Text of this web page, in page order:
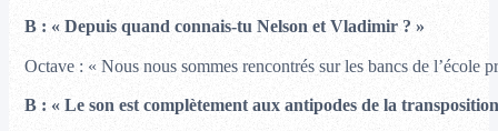
B : « Depuis quand connais-tu Nelson et Vladimir ? »
Octave : « Nous nous sommes rencontrés sur les bancs de
B : « Le son est complètement aux antipodes de la